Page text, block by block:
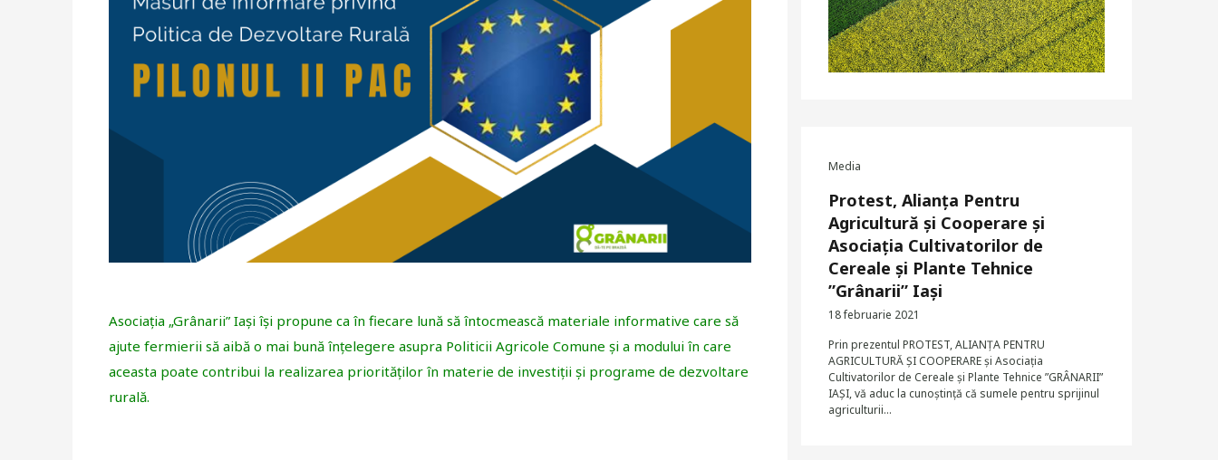
Asociația „Grânarii” Iași își propune ca în fiecare lună să întocmească materiale informative care să
ajute fermierii să aibă o mai bună înțelegere asupra Politicii Agricole Comune și a modului în care
aceasta poate contribui la realizarea priorităților în materie de investiții și programe de dezvoltare
rurală.
Media
Protest, Alianța Pentru
Agricultură și Cooperare și
Asociația Cultivatorilor de
Cereale și Plante Tehnice
”Grânarii” Iași
18 februarie 2021
Prin prezentul PROTEST, ALIANȚA PENTRU
AGRICULTURĂ ȘI COOPERARE și Asociația
Cultivatorilor de Cereale și Plante Tehnice ”GRÂNARII”
IAȘI, vă aduc la cunoștință că sumele pentru sprijinul
agriculturii…